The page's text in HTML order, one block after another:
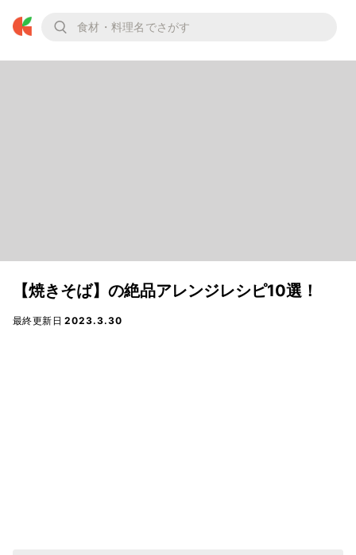
【焼きそば】の絶品アレンジレシピ10選！
最終更新日2023.3.30